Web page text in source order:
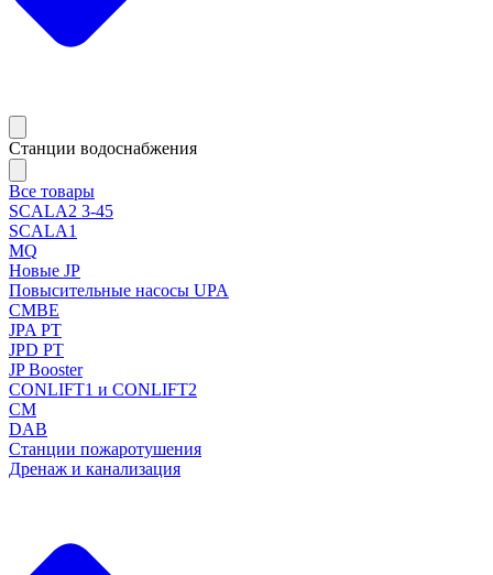
Станции водоснабжения
Все товары
SCALA2 3-45
SCALA1
MQ
Новые JP
Повысительные насосы UPA
CMBE
JPA PT
JPD PT
JP Booster
CONLIFT1 и CONLIFT2
CM
DAB
Станции пожаротушения
Дренаж и канализация